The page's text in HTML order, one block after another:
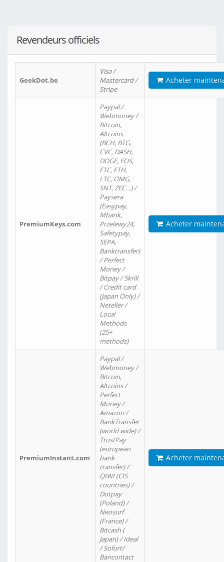
Revendeurs officiels
GeekDot.be
Visa /
Mastercard /
Stripe
Acheter
PremiumKeys.com
Paypal /
Webmoney /
Bitcoin,
Altcoins
(BCH, BTG,
CVC, DASH,
DOGE, EOS,
ETC, ETH,
LTC, OMG,
SNT, ZEC…) /
Paysera
(Easypay,
Mbank,
Przelewy24,
Safetypay,
SEPA,
Banktransfer)
/ Perfect
Money /
Bitpay / Skrill
/ Credit card
(Japan Only) /
Neteller /
Local
Methods
(25+
methods)
Acheter
PremiumInstant.com
Paypal /
Webmoney /
Bitcoin,
Altcoins /
Perfect
Money /
Amazon /
BankTransfer
(world wide) /
TrustPay
(european
bank
transfer) /
QIWI (CIS
countries) /
Dotpay
(Poland) /
Neosurf
(France) /
Bitcash (
Japan) / Ideal
/ Sofort/
Bancontact
Acheter